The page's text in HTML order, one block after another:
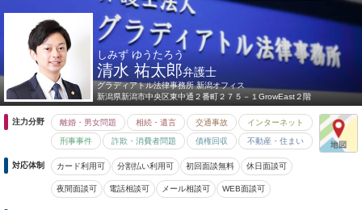
しみず ゆうたろう
清水 祐太郎弁護士
グラディアトル法律事務所 新潟オフィス
新潟県新潟市中央区東中通２番町２７５－１GrowEast２階
注力分野 離婚・男女問題 相続・遺言 交通事故 インターネット
刑事事件 詐欺・消費者問題 債権回収 不動産・住まい
対応体制 カード利用可 分割払い利用可 初回面談無料 休日面談可
夜間面談可 電話相談可 メール相談可 WEB面談可